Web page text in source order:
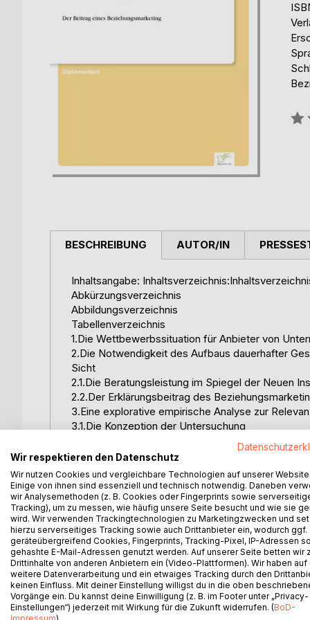
BESCHREIBUNG
Inhaltsangabe:
Abkürzungsverzeichnis
Abbildungsverzeichnis
Tabellenverzeichnis
1.Die Wettbewerbssituation für Anbieter von
2.Die Notwendigkeit des Aufbaus dauerhafter
Sicht
2.1.Die Beratungsleistung im Spiegel der Neuen
2.2.Der Erklärungsbeitrag des
3.Eine explorative empirische Analyse zur
3.1.Die Konzeption der Untersuchung
3.2.Zum Stellenwert des
3.2.1.Die Struktur der Stichprobe
3.2.2.Die Kundenbindung im Zielsystem der
3.3.Erscheinungsformen des Relationship-
3.3.1.Zur Wirkung der Kundenbindung auf den
3.3.2.Die existierenden Bindungsebenen bei
3.3.3.Die Instrumente zum Aufbau und zur
3.4.Die Identifikation attraktiver Klienten
4.Die Dualität des Relationship-Marketing bei
5.Das kompetitive Verhalten der
Literaturverzeichnis
Anhang
Ehrenwörtliche Erklärung
AUTOR/IN
Wir respektieren den Datenschutz
Wir nutzen Cookies und vergleichbare Technologien auf unserer Website.
Einige von ihnen sind essenziell und technisch notwendig. Daneben
wir Analysemethoden (z. B. Cookies oder Fingerprints sowie
Tracking), um zu messen, wie häufig unsere Seite besucht und wie sie
wird. Wir verwenden Trackingtechnologien zu Marketingzwecken und
hierzu serverseitiges Tracking sowie auch Drittanbieter ein, wodurch ggf.
geräteübergreifend Cookies, Fingerprints, Tracking-Pixel, IP-Adressen
gehashte E-Mail-Adressen genutzt werden. Auf unserer Seite betten wir
Drittinhalte von anderen Anbietern ein (Video-Plattformen). Wir haben auf
weitere Datenverarbeitung und ein etwaiges Tracking durch den
keinen Einfluss. Mit deiner Einstellung willigst du in die oben
Vorgänge ein. Du kannst deine Einwilligung (z. B. im Footer unter „Privacy-
Einstellungen“) jederzeit mit Wirkung für die Zukunft widerrufen. (BoD-
Impressum)